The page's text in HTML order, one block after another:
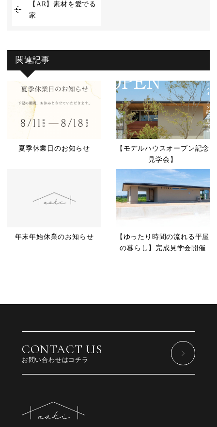
【AR】素材を愛でる
家
関連記事
夏季休業日のお知らせ
【モデルハウスオープン記念
見学会】
年末年始休業のお知らせ
【ゆったり時間の流れる平屋
の暮らし】完成見学会開催
CONTACT US
お問い合わせはコチラ